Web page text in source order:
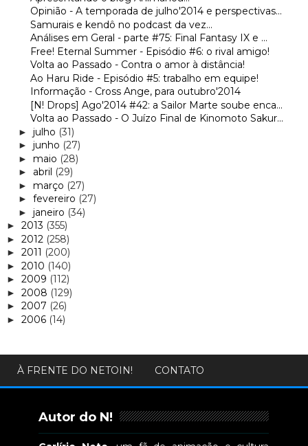
Opinião - A temporada de julho'2014 e perspectivas...
Samurais e kendô no podcast da vez...
Análises em Geral - parte #75: Final Fantasy IX e ...
Free! Eternal Summer - Episódio #6: o rival amigo!
Volta ao Passado - Contra o amor à distância!
Ao Haru Ride - Episódio #5: trabalho em equipe!
Informação - Cross Ange, para outubro'2014
[N! Drops] Ago'2014 #42: a Sailor Marte soube enca...
Volta ao Passado - O Juízo Final de Kinomoto Sakur...
► julho (31)
► junho (27)
► maio (28)
► abril (29)
► março (27)
► fevereiro (27)
► janeiro (34)
► 2013 (355)
► 2012 (258)
► 2011 (200)
► 2010 (140)
► 2009 (112)
► 2008 (129)
► 2007 (26)
► 2006 (14)
À FRENTE DO NETOIN! CONTATO
Autor do N!